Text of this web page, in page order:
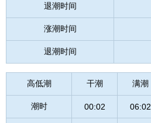
退潮时间
涨潮时间
退潮时间
高低潮 干潮 满潮
潮时 00:02 06:02